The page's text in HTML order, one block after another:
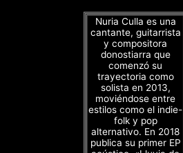
Nuria Culla es una
cantante, guitarrista
y compositora
donostiarra que
comenzó su
trayectoria como
solista en 2013,
moviéndose entre
estilos como el indie-
folk y pop
alternativo. En 2018
publica su primer EP